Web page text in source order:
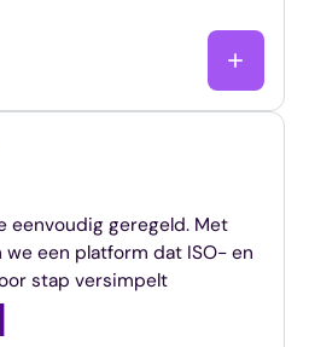
eenvoudig geregeld. Met
een platform dat ISO- en
stap versimpelt